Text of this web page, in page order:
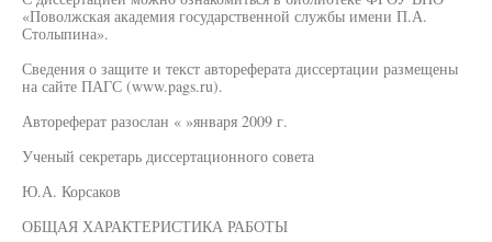
«Поволжская академия государственной службы имени П.А.
Столыпина».
Сведения о защите и текст автореферата диссертации размещены
на сайте ПАГС (www.pags.ru).
Автореферат разослан « »января 2009 г.
Ученый секретарь диссертационного совета
Ю.А. Корсаков
ОБЩАЯ ХАРАКТЕРИСТИКА РАБОТЫ